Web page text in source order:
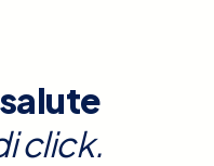
click.